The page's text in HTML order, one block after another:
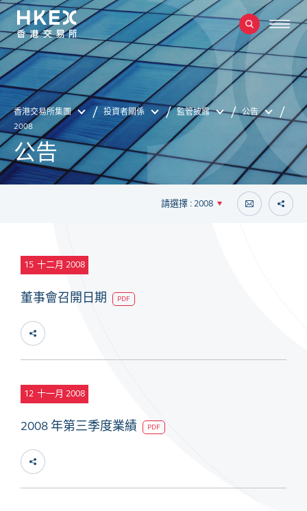
香港交易所集團 投資者關係 監管披露
公告
2008
公告
請選擇 : 2008
15 十二月 2008
董事會召開日期 PDF
12 十一月 2008
2008 年第三季度業績 PDF